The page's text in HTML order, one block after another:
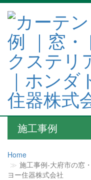
施工事例
Home
施工事例‐大府市の窓
ヨー住器株式会社